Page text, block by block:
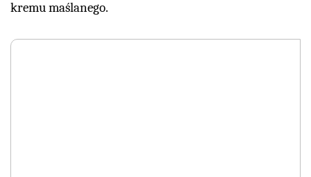
kremu maślanego.